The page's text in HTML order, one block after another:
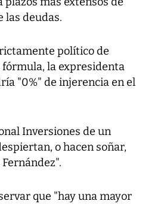
las deudas.
político de
fórmula, la expresidenta
"0%" de injerencia en el
Inversiones de un
o hacen soñar,
que "hay una mayor